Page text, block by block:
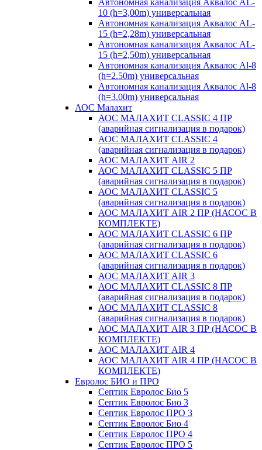
10 (h=3,00m) универсальная
Автономная канализация Аквалос AL-
15 (h=2,28m) универсальная
Автономная канализация Аквалос AL-
15 (h=2,50m) универсальная
Автономная канализация Аквалос Al-8
(h=2.50m) универсальная
Автономная канализация Аквалос Al-8
(h=3.00m) универсальная
АОС Малахит
АОС МАЛАХИТ CLASSIC 4 ПР
(аварийная сигнализация в подарок)
АОС МАЛАХИТ CLASSIC 4
(аварийная сигнализация в подарок)
АОС МАЛАХИТ AIR 2
АОС МАЛАХИТ CLASSIC 5 ПР
(аварийная сигнализация в подарок)
АОС МАЛАХИТ CLASSIC 5
(аварийная сигнализация в подарок)
АОС МАЛАХИТ AIR 2 ПР (НАСОС В
КОМПЛЕКТЕ)
АОС МАЛАХИТ CLASSIC 6 ПР
(аварийная сигнализация в подарок)
АОС МАЛАХИТ CLASSIC 6
(аварийная сигнализация в подарок)
АОС МАЛАХИТ AIR 3
АОС МАЛАХИТ CLASSIC 8 ПР
(аварийная сигнализация в подарок)
АОС МАЛАХИТ CLASSIC 8
(аварийная сигнализация в подарок)
АОС МАЛАХИТ AIR 3 ПР (НАСОС В
КОМПЛЕКТЕ)
АОС МАЛАХИТ AIR 4
АОС МАЛАХИТ AIR 4 ПР (НАСОС В
КОМПЛЕКТЕ)
Евролос БИО и ПРО
Септик Евролос Био 5
Септик Евролос Био 3
Септик Евролос ПРО 3
Септик Евролос Био 4
Септик Евролос ПРО 4
Септик Евролос ПРО 5